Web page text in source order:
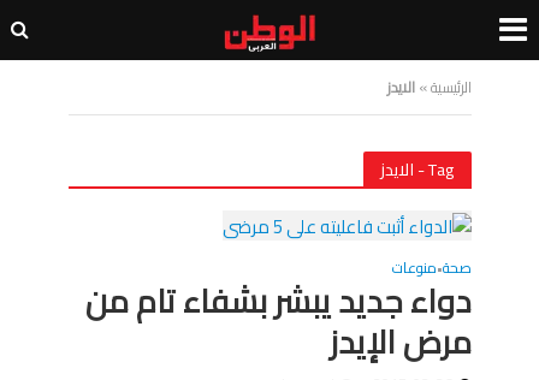
الرئيسية»الايدز
Tag - الايدز
صحة•منوعات
دواء جديد يبشر بشفاء تام من
مرض الإيدز